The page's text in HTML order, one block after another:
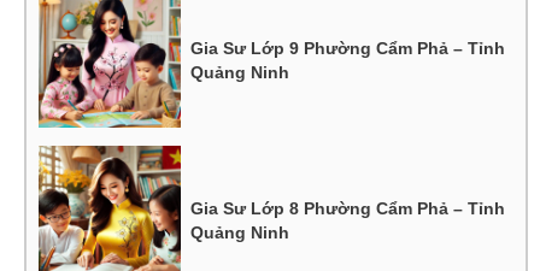
Gia Sư Lớp 9 Phường Cẩm Phả – Tỉnh
Quảng Ninh
Gia Sư Lớp 8 Phường Cẩm Phả – Tỉnh
Quảng Ninh